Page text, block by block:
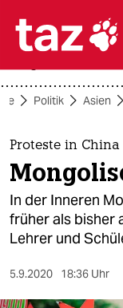

themen
politik
öko
Politik Asien
Proteste in China
In der Inneren
früher als bisher
Lehrer und
5.9.2020 18:36 Uhr